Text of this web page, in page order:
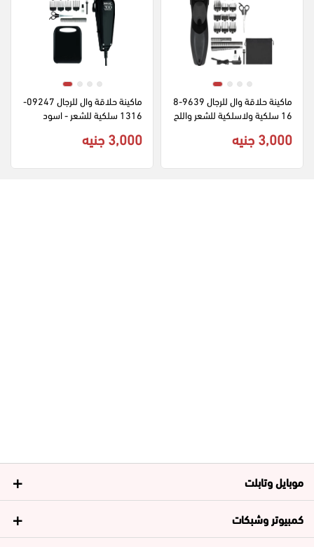
ماكينة حلاقة وال للرجال 9639-8
16 سلكية ولاسلكية للشعر واللح
3,000 جنيه
ماكينة حلاقة وال للرجال 09247-
1316 سلكية للشعر - اسود
3,000 جنيه
موبايل وتابلت
كمبيوتر وشبكات